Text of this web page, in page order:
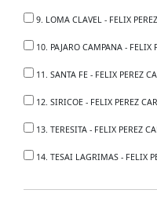
9. LOMA CLAVEL - FELIX
10. PAJARO CAMPANA - FELIX
11. SANTA FE - FELIX PEREZ
12. SIRICOE - FELIX PEREZ
13. TERESITA - FELIX PEREZ
14. TESAI LAGRIMAS - FELIX